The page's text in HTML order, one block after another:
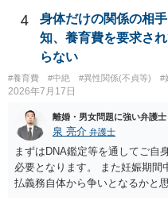
するのが原則となります。
とはできないというお答えにな
4
身体だけの関係の相
知、養育費を要求さ
らない
#養育費 #中絶 #異性関係(不貞等) #
2026年7月17日
離婚・男女問題に強い弁護士
泉 亮介 弁護士
まずはDNA鑑定等を通してご自
必要となります。 また妊娠期間
払義務自体から争いとなるかと